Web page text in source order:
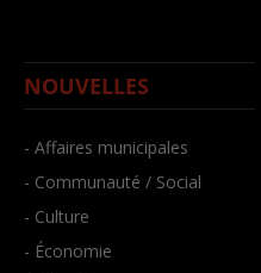
NOUVELLES
- Affaires municipales
- Communauté / Social
- Culture
- Économie